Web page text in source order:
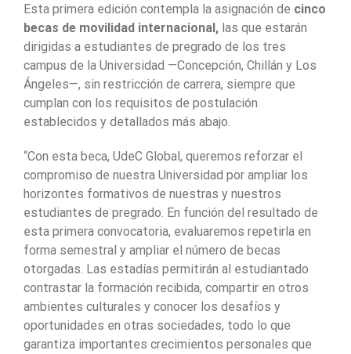
Esta primera edición contempla la asignación de cinco
becas de movilidad internacional, las que estarán
dirigidas a estudiantes de pregrado de los tres
campus de la Universidad —Concepción, Chillán y Los
Ángeles—, sin restricción de carrera, siempre que
cumplan con los requisitos de postulación
establecidos y detallados más abajo.
“Con esta beca, UdeC Global, queremos reforzar el
compromiso de nuestra Universidad por ampliar los
horizontes formativos de nuestras y nuestros
estudiantes de pregrado. En función del resultado de
esta primera convocatoria, evaluaremos repetirla en
forma semestral y ampliar el número de becas
otorgadas. Las estadías permitirán al estudiantado
contrastar la formación recibida, compartir en otros
ambientes culturales y conocer los desafíos y
oportunidades en otras sociedades, todo lo que
garantiza importantes crecimientos personales que